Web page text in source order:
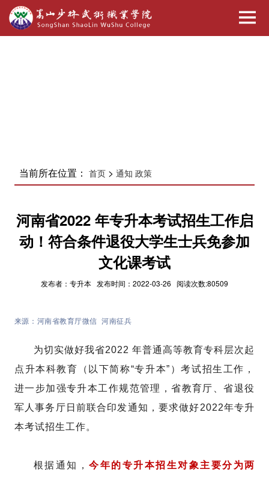
当前所在位置： 首页> 通知 政策
河南省2022 年专升本考试招生工作启
动！符合条件退役大学生士兵免参加
文化课考试
发布者：专升本 发布时间：2022-03-26 阅读次数:80509
来源：河南省教育厅微信 河南征兵
为切实做好我省2022 年普通高等教育专科层次起
点升本科教育（以下简称“专升本”）考试招生工作，
进一步加强专升本工作规范管理，省教育厅、省退役
军人事务厅日前联合印发通知，要求做好2022年专升
本考试招生工作。
根据通知，今年的专升本招生对象主要分为两